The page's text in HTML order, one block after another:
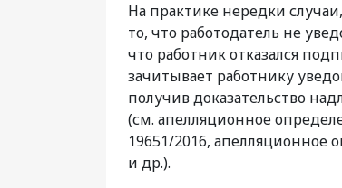
На практике нередки
то, что работодатель не
что работник отказался
зачитывает работнику
получив доказательство
(см. апелляционное
19651/2016, апелляционное
и др.).